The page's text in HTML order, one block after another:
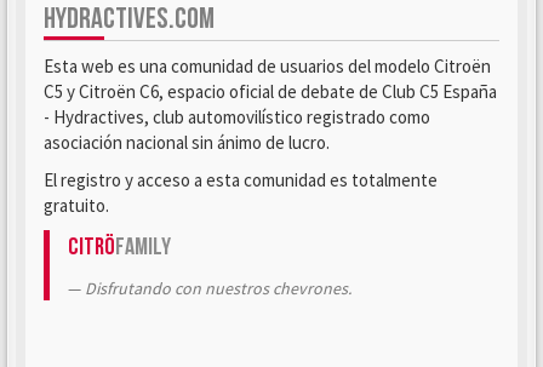
HYDRACTIVES.COM
Esta web es una comunidad de usuarios del modelo Citroën
C5 y Citroën C6, espacio oficial de debate de Club C5 España
- Hydractives, club automovilístico registrado como
asociación nacional sin ánimo de lucro.
El registro y acceso a esta comunidad es totalmente
gratuito.
CitröFamily
Disfrutando con nuestros chevrones.